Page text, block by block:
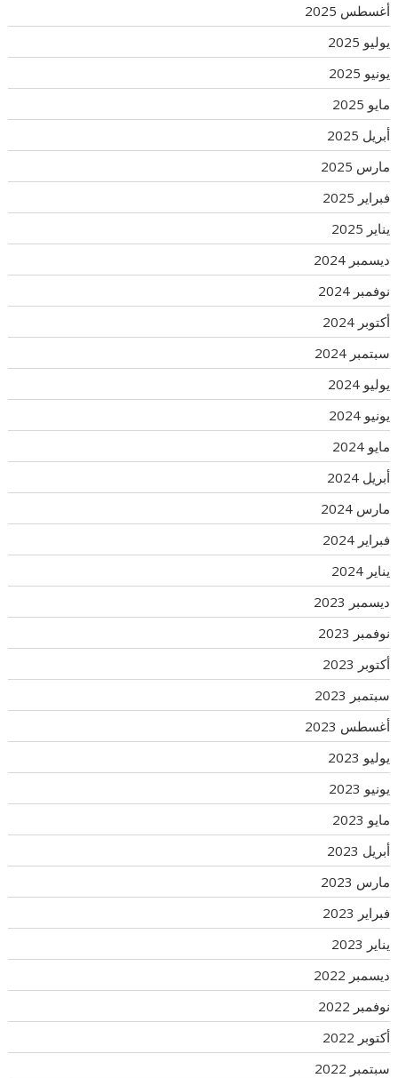
أغسطس 2025
يوليو 2025
يونيو 2025
مايو 2025
أبريل 2025
مارس 2025
فبراير 2025
يناير 2025
ديسمبر 2024
نوفمبر 2024
أكتوبر 2024
سبتمبر 2024
يوليو 2024
يونيو 2024
مايو 2024
أبريل 2024
مارس 2024
فبراير 2024
يناير 2024
ديسمبر 2023
نوفمبر 2023
أكتوبر 2023
سبتمبر 2023
أغسطس 2023
يوليو 2023
يونيو 2023
مايو 2023
أبريل 2023
مارس 2023
فبراير 2023
يناير 2023
ديسمبر 2022
نوفمبر 2022
أكتوبر 2022
سبتمبر 2022